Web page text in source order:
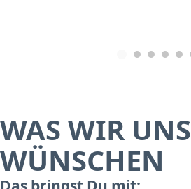
WAS WIR UNS
WÜNSCHEN